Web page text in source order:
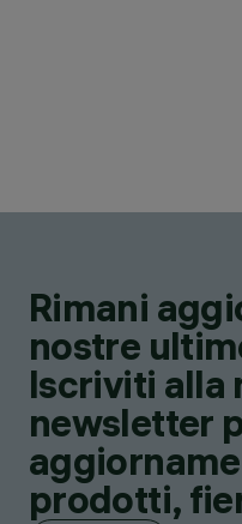
Rimani
nostre
Iscriviti alla
newsletter
prodotti,